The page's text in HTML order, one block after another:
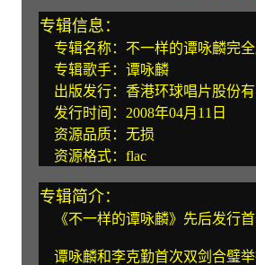
专辑信息：
专辑名称：不一样的谭咏麟完
专辑歌手：谭咏麟
出版发行：香港环球唱片股份有
发行时间：2008年04月11日
资源品质：无损
资源格式：flac
专辑简介：
《不一样的谭咏麟》先后发行
谭咏麟和李克勤首次双剑合璧